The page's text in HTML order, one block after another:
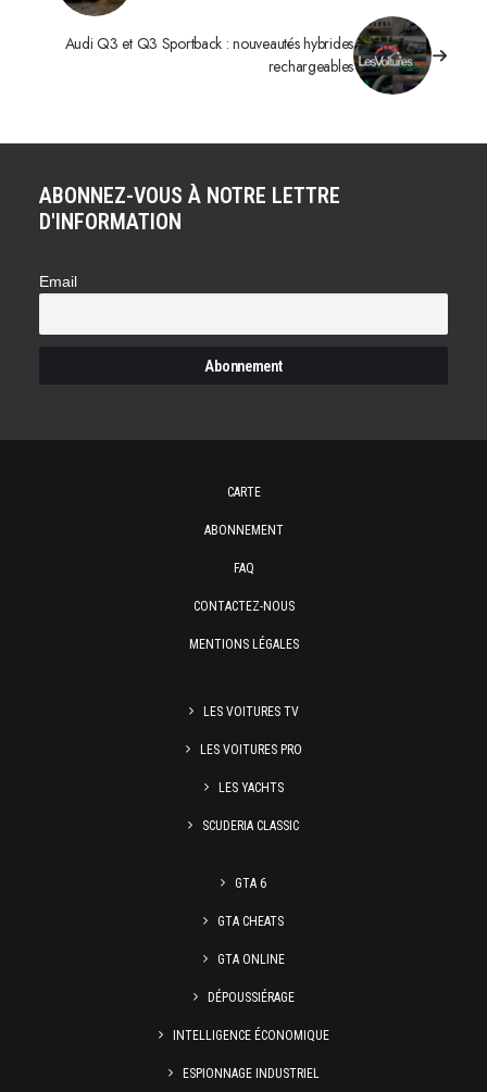
Audi Q3 et Q3 Sportback : nouveautés hybrides
rechargeables
ABONNEZ-VOUS À NOTRE LETTRE
D'INFORMATION
Email
CARTE
ABONNEMENT
FAQ
CONTACTEZ-NOUS
MENTIONS LÉGALES
LES VOITURES TV
LES VOITURES PRO
LES YACHTS
SCUDERIA CLASSIC
GTA 6
GTA CHEATS
GTA ONLINE
DÉPOUSSIÉRAGE
INTELLIGENCE ÉCONOMIQUE
ESPIONNAGE INDUSTRIEL